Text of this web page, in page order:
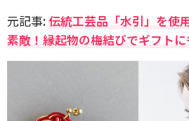
元記事:伝統工芸品「水引」を使
素敵！縁起物の梅結びでギフト